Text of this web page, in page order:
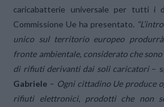
caricabatterie universale per tutti i
Commissione Ue ha presentato.
unico sul territorio europeo
fronte ambientale, considerato che
di rifiuti derivanti dai soli caricatori–
Gabriele – Ogni cittadino Ue produce
rifiuti elettronici, prodotti che non